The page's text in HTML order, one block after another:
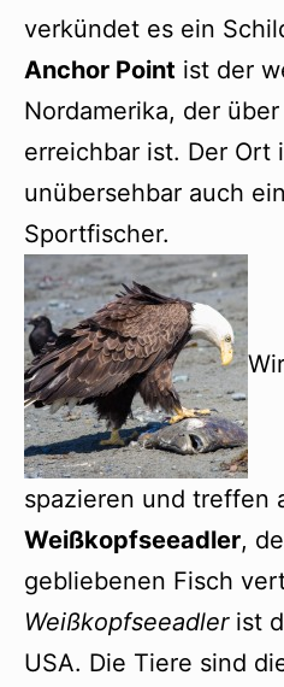
verkündet es ein
Anchor Point ist der
Nordamerika, der
erreichbar ist. Der Ort
unübersehbar auch
Sportfischer.
spazieren und treffen
Weißkopfseeadler,
gebliebenen Fisch
Weißkopfseeadlerist
USA. Die Tiere sind